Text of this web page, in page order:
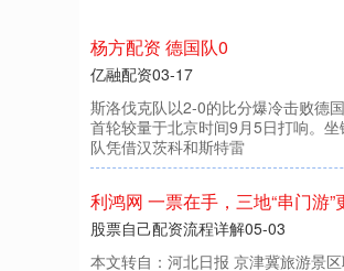
富配平台 开拓药业-B拟折让约
配售20673万股 净筹约4034万港
热点栏目 自选股 数据中心 行情中心
易 客户端 开拓药业-B（09939）发布
月1